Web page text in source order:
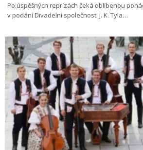
Po úspěšných reprízách čeká oblíbenou
v podání Divadelní společnosti J. K. Tyla…